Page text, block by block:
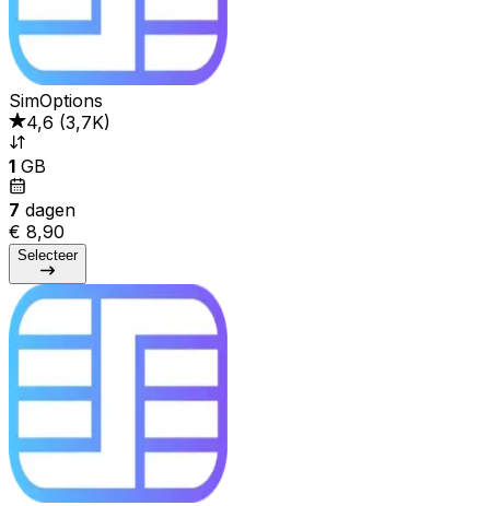
SimOptions
4,6 (3,7K)
1 GB
7 dagen
€ 8,90
Selecteer